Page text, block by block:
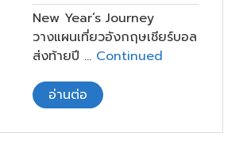
New Year’s Journey
วางแผนเที่ยวอังกฤษเชียร์บอล
ส่งท้ายปี … Continued
อ่านต่อ